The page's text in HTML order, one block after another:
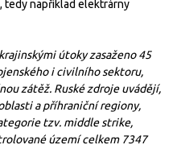
tedy například elektrárny
útoky zasaženo 45
i civilního sektoru,
zátěž. Ruské zdroje uvádějí,
a příhraniční regiony,
tzv. middle strike,
území celkem 7347